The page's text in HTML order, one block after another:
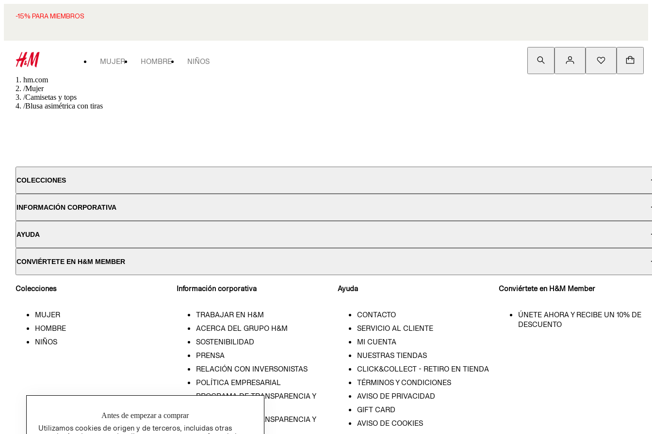
-15% PARA MIEMBROS
MUJER HOMBRE NIÑOS
hm.com
/Mujer
/Camisetas y tops
/Blusa asimétrica con tiras
COLECCIONES
INFORMACIÓN CORPORATIVA
AYUDA
CONVIÉRTETE EN H&M MEMBER
Colecciones
MUJER
HOMBRE
NIÑOS
Información corporativa
TRABAJAR EN H&M
ACERCA DEL GRUPO H&M
SOSTENIBILIDAD
PRENSA
RELACIÓN CON INVERSONISTAS
POLÍTICA EMPRESARIAL
PROGRAMA DE TRANSPARENCIA Y
PROGRAMA DE TRANSPARENCIA Y
ÉTICA (INGLÉS)
Ayuda
CONTACTO
SERVICIO AL CLIENTE
MI CUENTA
NUESTRAS TIENDAS
CLICK&COLLECT - RETIRO EN TIENDA
TÉRMINOS Y CONDICIONES
AVISO DE PRIVACIDAD
GIFT CARD
AVISO DE COOKIES
Conviértete en H&M Member
ÚNETE AHORA Y RECIBE UN 10% DE
DESCUENTO
Antes de empezar a comprar
Utilizamos cookies de origen y de terceros, incluidas otras